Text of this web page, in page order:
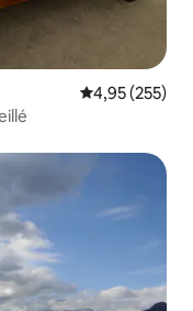
Évaluation
4,95 (255)